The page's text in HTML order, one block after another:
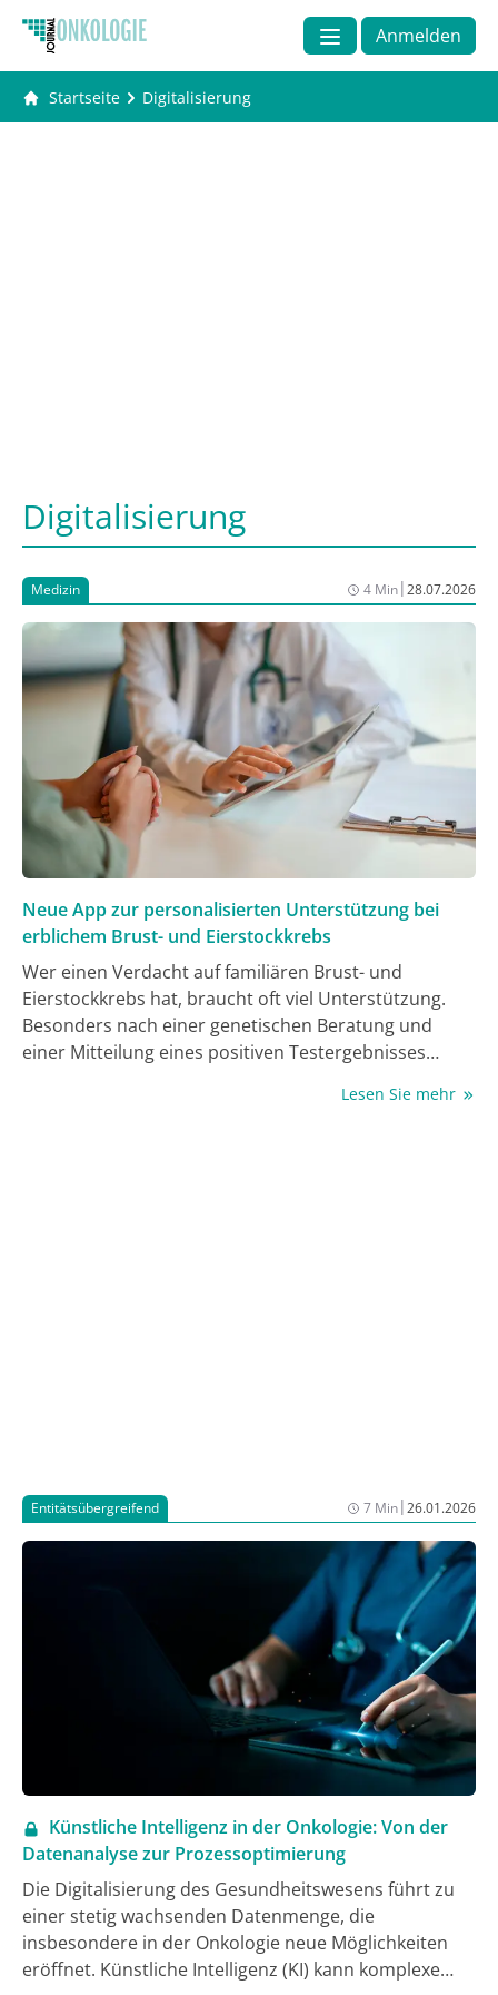
Anmelden
Startseite Digitalisierung
Digitalisierung
Medizin 4 Min|28.07.2026
Neue App zur personalisierten Unterstützung bei
erblichem Brust- und Eierstockkrebs
Wer einen Verdacht auf familiären Brust- und
Eierstockkrebs hat, braucht oft viel Unterstützung.
Besonders nach einer genetischen Beratung und
einer Mitteilung eines positiven Testergebnisses
großen seelischen Stress. Forschende der MHH
Lesen Sie mehr
Entitätsübergreifend 7 Min|26.01.2026
Künstliche Intelligenz in der Onkologie: Von der
Datenanalyse zur Prozessoptimierung
Die Digitalisierung des Gesundheitswesens führt zu
einer stetig wachsenden Datenmenge, die
insbesondere in der Onkologie neue Möglichkeiten
eröffnet. Künstliche Intelligenz (KI) kann komplexe